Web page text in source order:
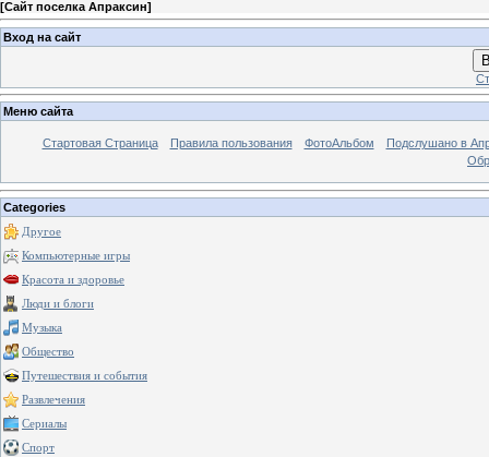
[Сайт поселка Апраксин]
Вход на сайт
Меню сайта
Стартовая Страница Правила пользования ФотоАльбом
Подслушано в
Categories
Другое
Компьютерные игры
Красота и здоровье
Люди и блоги
Музыка
Общество
Путешествия и события
Развлечения
Сериалы
Спорт